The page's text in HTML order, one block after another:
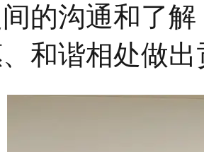
的沟通和了
和谐相处做出